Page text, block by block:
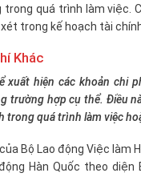
trong quá trình làm việc.
trong kế hoạch tài
Khác
xuất hiện các khoản chi
trường hợp cụ thể. Điều
trong quá trình làm việc
Bộ Lao động Việc làm
Hàn Quốc theo diện